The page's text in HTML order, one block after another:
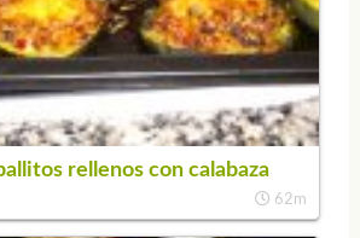
rellenos con calabaza
62m